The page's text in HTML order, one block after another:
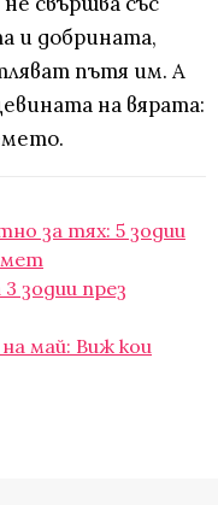
и добрината,
пътя им. А
на вярата:
за тях: 5 зодии
зодии през
май: Виж кои